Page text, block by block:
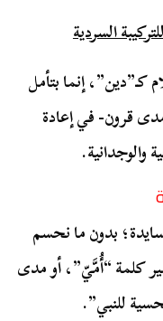
السردية
كـ”دين”، إنما بتأمل
قرون- في إعادة
والوجدانية.
بدون ما نحسم
كلمة “أُمَّيّ”، أو مدى
للنبي”.